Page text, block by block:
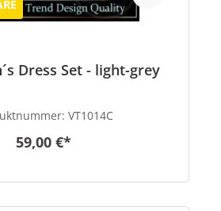
Dress Set - light-grey
VT1014C
59,00 €*